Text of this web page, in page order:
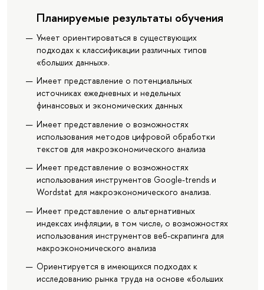
Планируемые результаты обучения
Умеет ориентироваться в существующих
подходах к классификации различных типов
«больших данных».
Имеет представление о потенциальных
источниках ежедневных и недельных
финансовых и экономических данных
Имеет представление о возможностях
использования методов цифровой обработки
текстов для макроэкономического анализа
Имеет представление о возможностях
использования инструментов Google-trends и
Wordstat для макроэкономического анализа.
Имеет представление о альтернативных
индексах инфляции, в том числе, о возможностях
использования инструментов веб-скрапинга для
макроэкономического анализа
Ориентируется в имеющихся подходах к
исследованию рынка труда на основе «больших